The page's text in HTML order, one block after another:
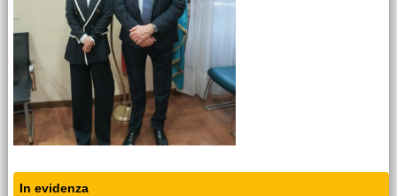
In evidenza